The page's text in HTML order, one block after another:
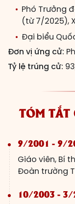
Phó Trưởng
(từ 7/2025),
Đại biểu
Đơn vị ứng cử:
Tỷ lệ trúng cử:
TÓM TẮT
9/2001 - 9/
Giáo viên, Bí
Đoàn trường
10/2003 - 3/